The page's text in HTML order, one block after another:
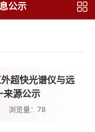
公示
超快光谱仪与远
来源公示
浏览量： 78